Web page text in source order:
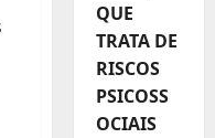
QUE
TRATA DE
RISCOS
PSICOSS
OCIAIS